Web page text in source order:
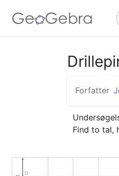
Forfatter
Find to tal,